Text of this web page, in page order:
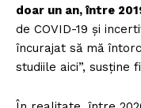
doar un an, între
de COVID-19 și
încurajat să mă
studiile aici”, susține